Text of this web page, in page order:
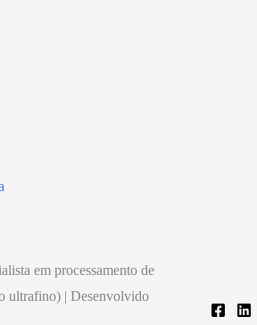
em processamento de
ultrafino) | Desenvolvido